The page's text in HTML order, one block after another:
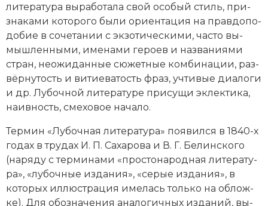
литература вы­ра­бо­та­ла свой осо­бый стиль, при­
зна­ка­ми ко­то­ро­го бы­ли ори­ен­та­ция на прав­до­по­
до­бие в со­че­та­нии с эк­зо­ти­че­ски­ми, час­то вы­
мыш­лен­ны­ми, име­на­ми ге­ро­ев и на­зва­ния­ми
стран, не­ожи­дан­ные сю­жет­ные ком­би­на­ции, раз­
вёр­ну­тость и ви­тие­ва­тость фраз, уч­ти­вые диа­ло­ги
и др. Лубочной литературе при­су­щи эк­лек­ти­ка,
на­ив­ность, сме­хо­вое на­ча­ло.
Тер­мин «Лубочная литература» поя­вил­ся в 1840-х
годах в тру­дах И. П. Са­ха­ро­ва и В. Г. Бе­лин­ско­го
(на­ря­ду с тер­ми­на­ми «про­сто­на­род­ная ли­те­ра­ту­
ра», «лу­боч­ные из­да­ния», «се­рые из­да­ния», в
которых ил­лю­ст­ра­ция име­лась толь­ко на об­лож­
ке). Для обо­зна­че­ния ана­ло­гич­ных из­да­ний, вы­